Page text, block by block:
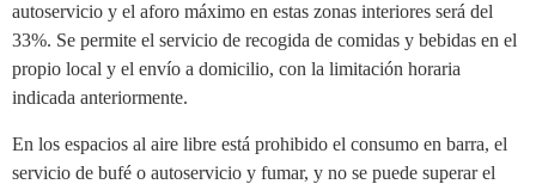
autoservicio y el aforo máximo en estas zonas interiores será del
33%. Se permite el servicio de recogida de comidas y bebidas en el
propio local y el envío a domicilio, con la limitación horaria
indicada anteriormente.
En los espacios al aire libre está prohibido el consumo en barra, el
servicio de bufé o autoservicio y fumar, y no se puede superar el